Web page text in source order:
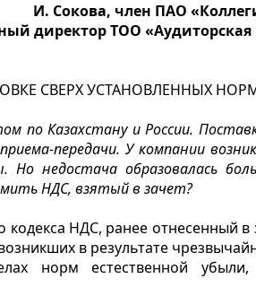
И. Сокова, член ПАО
директор ТОО
СВЕРХ УСТАНОВЛЕННЫХ
по Казахстану и России.
передачи. У компании
Но недостача образовалась
НДС, взятый в зачет?
кодекса НДС, ранее отнесенный в
в результате
норм естественной убыли,